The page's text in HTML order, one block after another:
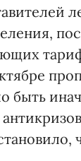
быть